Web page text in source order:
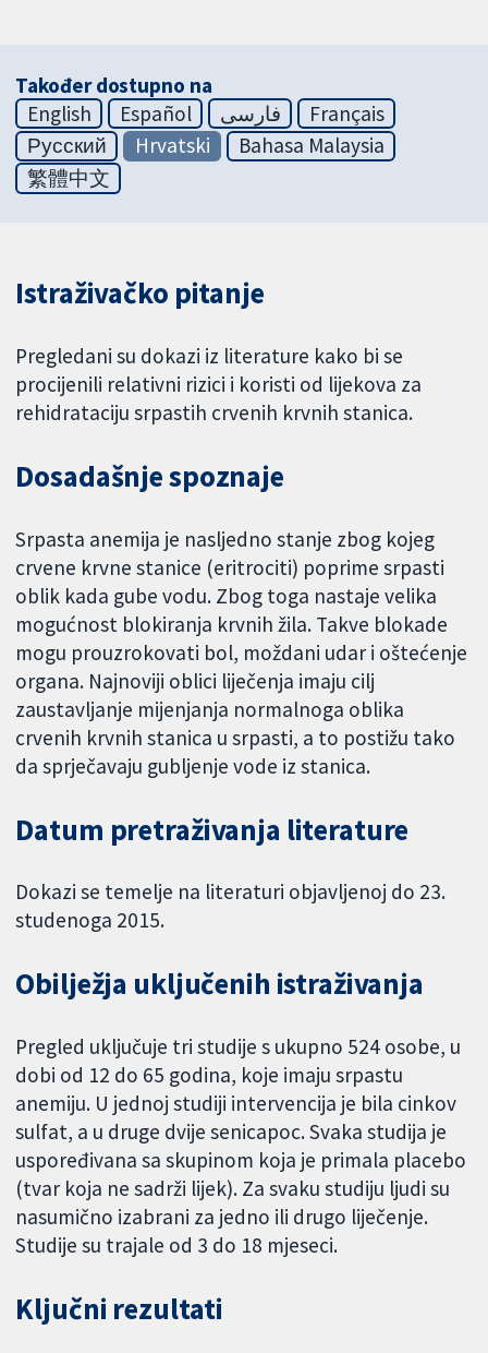
Također dostupno na
English
Español فارسی
Français
Русский
Hrvatski
Bahasa Malaysia
繁體中文
Istraživačko pitanje
Pregledani su dokazi iz literature kako bi se
procijenili relativni rizici i koristi od lijekova za
rehidrataciju srpastih crvenih krvnih stanica.
Dosadašnje spoznaje
Srpasta anemija je nasljedno stanje zbog kojeg
crvene krvne stanice (eritrociti) poprime srpasti
oblik kada gube vodu. Zbog toga nastaje velika
mogućnost blokiranja krvnih žila. Takve blokade
mogu prouzrokovati bol, moždani udar i oštećenje
organa. Najnoviji oblici liječenja imaju cilj
zaustavljanje mijenjanja normalnoga oblika
crvenih krvnih stanica u srpasti, a to postižu tako
da sprječavaju gubljenje vode iz stanica.
Datum pretraživanja literature
Dokazi se temelje na literaturi objavljenoj do 23.
studenoga 2015.
Obilježja uključenih istraživanja
Pregled uključuje tri studije s ukupno 524 osobe, u
dobi od 12 do 65 godina, koje imaju srpastu
anemiju. U jednoj studiji intervencija je bila cinkov
sulfat, a u druge dvije senicapoc. Svaka studija je
uspoređivana sa skupinom koja je primala placebo
(tvar koja ne sadrži lijek). Za svaku studiju ljudi su
nasumično izabrani za jedno ili drugo liječenje.
Studije su trajale od 3 do 18 mjeseci.
Ključni rezultati